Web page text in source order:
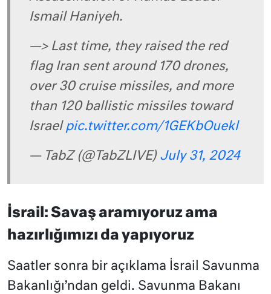
Ismail Haniyeh.
—> Last time, they raised the red
flag Iran sent around 170 drones,
over 30 cruise missiles, and more
than 120 ballistic missiles toward
Israel pic.twitter.com/1GEKbOuekl
— TabZ (@TabZLIVE) July 31, 2024
İsrail: Savaş aramıyoruz ama
hazırlığımızı da yapıyoruz
Saatler sonra bir açıklama İsrail Savunma
Bakanlığı’ndan geldi. Savunma Bakanı